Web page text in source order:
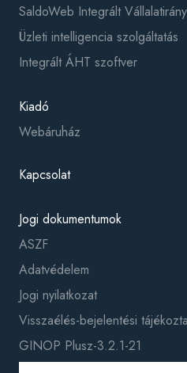
SaldoWeb Integrált
Üzleti intelligencia szolgáltatás
Integrált ÁHT szoftver
Kiadó
Webáruház
Kapcsolat
Jogi dokumentumok
ASZF
Adatvédelem
Jogi nyilatkozat
Visszaélés-bejelentési
GINOP Plusz-3.2.1-21